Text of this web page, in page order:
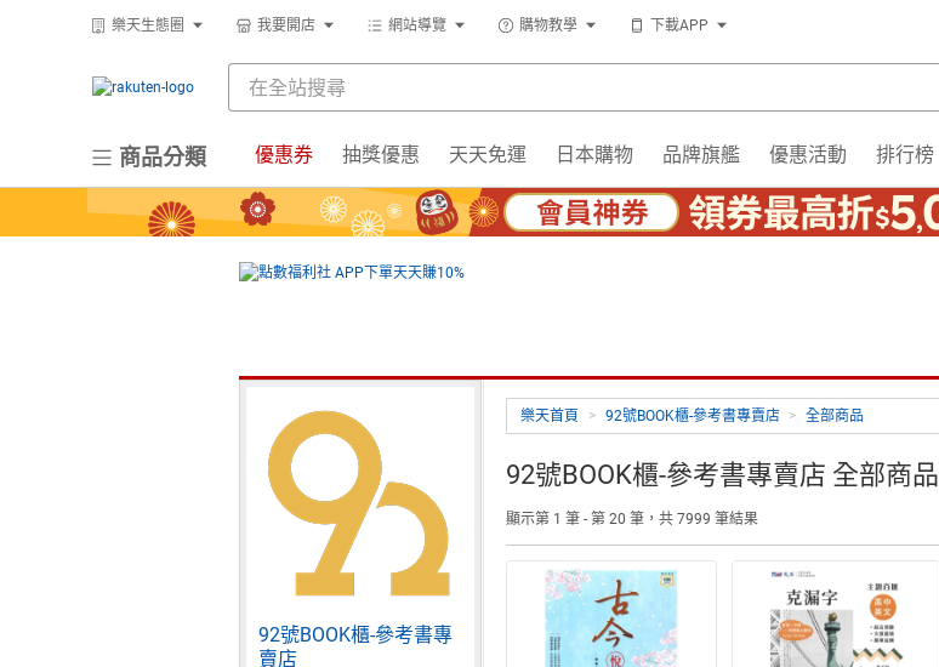
樂天生態圈 我要開店 網站導覽 購物教學 下載APP
商品分類 優惠券 抽獎優惠 天天免運 日本購物 品牌旗艦 優惠活動 排行榜
樂天首頁 > 92號BOOK櫃-參考書專賣店 > 全部商品
92號BOOK櫃-參考書專賣店 全部商品
顯示第 1 筆 - 第 20 筆，共 7999 筆結果
92號BOOK櫃-參考書專
賣店